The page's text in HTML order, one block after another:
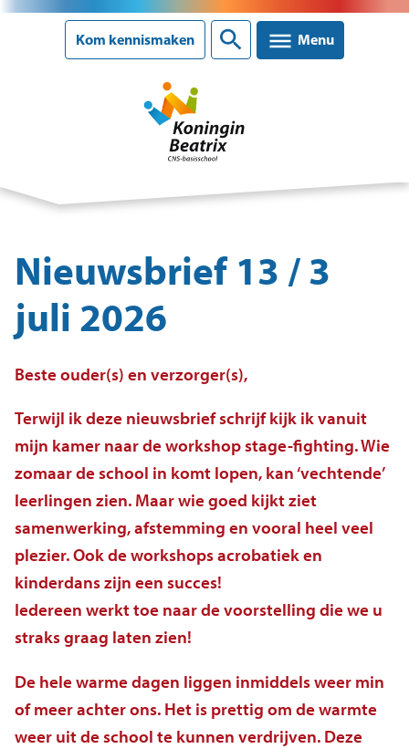
Kom kennismaken Menu
Onze school
Ouderinformatie
Nieuws
Agenda
Veelgestelde vragen
Contact
Nieuwsbrief 13 / 3
juli 2026
Beste ouder(s) en verzorger(s),
Terwijl ik deze nieuwsbrief schrijf kijk ik vanuit
mijn kamer naar de workshop stage-fighting. Wie
zomaar de school in komt lopen, kan ‘vechtende’
leerlingen zien. Maar wie goed kijkt ziet
samenwerking, afstemming en vooral heel veel
plezier. Ook de workshops acrobatiek en
kinderdans zijn een succes!
Iedereen werkt toe naar de voorstelling die we u
straks graag laten zien!
De hele warme dagen liggen inmiddels weer min
of meer achter ons. Het is prettig om de warmte
weer uit de school te kunnen verdrijven. Deze